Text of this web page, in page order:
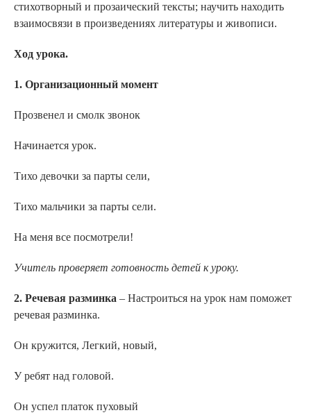
стихотворный и прозаический тексты; научить находить
взаимосвязи в произведениях литературы и живописи.
Ход урока.
1. Организационный момент
Прозвенел и смолк звонок
Начинается урок.
Тихо девочки за парты сели,
Тихо мальчики за парты сели.
На меня все посмотрели!
Учитель проверяет готовность детей к уроку.
2. Речевая разминка – Настроиться на урок нам поможет
речевая разминка.
Он кружится, Легкий, новый,
У ребят над головой.
Он успел платок пуховый